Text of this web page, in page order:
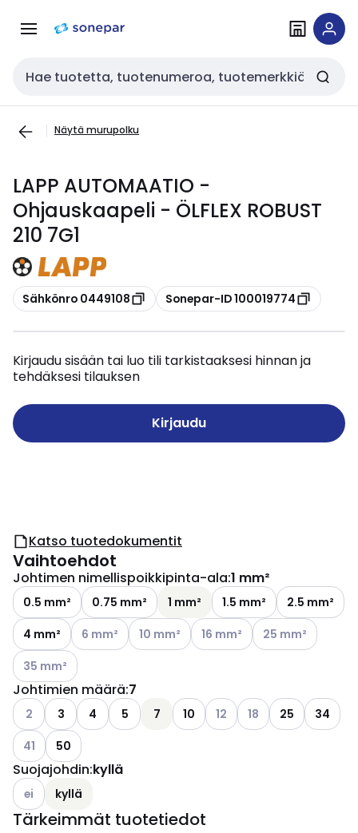
navigointiinsisältöön
Haku
Näytä murupolku
LAPP AUTOMAATIO -
Ohjauskaapeli - ÖLFLEX ROBUST
210 7G1
Kopioi
Sähkönro 0449108 Kopioi
Sonepar-ID 100019774
Kirjaudu sisään tai luo tili tarkistaaksesi hinnan ja
tehdäksesi tilauksen
Kirjaudu
Katso tuotedokumentit
Vaihtoehdot
Johtimen nimellispoikkipinta-ala:1 mm²
0.5 mm² 0.75 mm² 1 mm² 1.5 mm²
2.5 mm²
4 mm²
Katso käytettävissä olevat vaihtoehdot
6 mm² Katso käytettävissä olevat vaihtoehdot
10 mm² Katso käytettävissä olevat
16 mm² Katso
25 mm²
Katso käytettävissä olevat vaihtoehdot
35 mm²
Johtimien määrä:7
Katso käytettävissä olevat vaihtoehdot
2 3 4 5 7 10 Katso käytettävissä
12 Katso käytettävissä
18 25
34
Katso käytettävissä olevat vaihtoehdot
41 50
Suojajohdin:kyllä
Katso käytettävissä olevat vaihtoehdot
ei kyllä
Tärkeimmät tuotetiedot